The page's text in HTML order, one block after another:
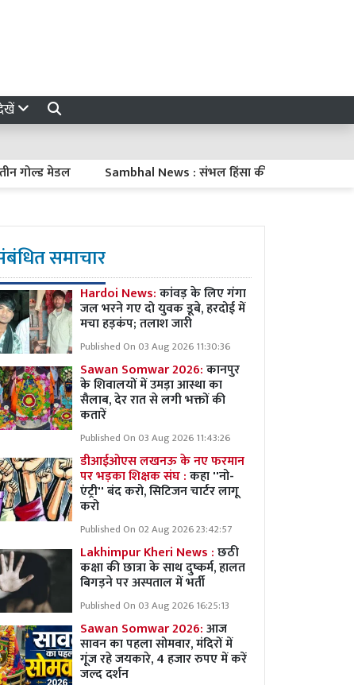
मेडल Sambhal News : संभल हिंसा की जांच रिपोर्ट झूठी! बदायूं
समाचार
Hardoi News:कांवड़ के लिए गंगा
जल भरने गए दो युवक डूबे, हरदोई में
मचा हड़कंप; तलाश जारी
Published On 03 Aug 2026 11:30:36
Sawan Somwar 2026:कानपुर
के शिवालयों में उमड़ा आस्था का
सैलाब, देर रात से लगी भक्तों की
कतारें
Published On 03 Aug 2026 11:43:26
डीआईओएस लखनऊ के नए फरमान
पर भड़का शिक्षक संघ :कहा ''नो-
एंट्री'' बंद करो, सिटिजन चार्टर लागू
करो
Published On 02 Aug 2026 23:42:57
Lakhimpur Kheri News :छठी
कक्षा की छात्रा के साथ दुष्कर्म, हालत
बिगड़ने पर अस्पताल में भर्ती
Published On 03 Aug 2026 16:25:13
Sawan Somwar 2026:आज
सावन का पहला सोमवार, मंदिरों में
गूंज रहे जयकारे, 4 हजार रुपए में करें
जल्द दर्शन